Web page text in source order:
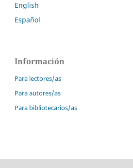
English
Español
Información
Para lectores/as
Para autores/as
Para bibliotecarios/as